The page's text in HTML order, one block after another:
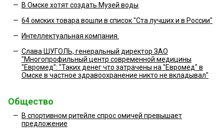
— В Омске хотят создать Музей воды
— 64 омских товара вошли в список "Ста лучших и в России"
— Интеллектуальная компания.
— Слава ШУГОЛЬ, генеральный директор ЗАО
"Многопрофильный центр современной медицины
"Евромед": "Таких денег что затрачены на "Евромед" в
Омске в частное здравоохранение никто не вкладывал"
Общество
— В спортивном ритейле спрос омичей превышает
предложение